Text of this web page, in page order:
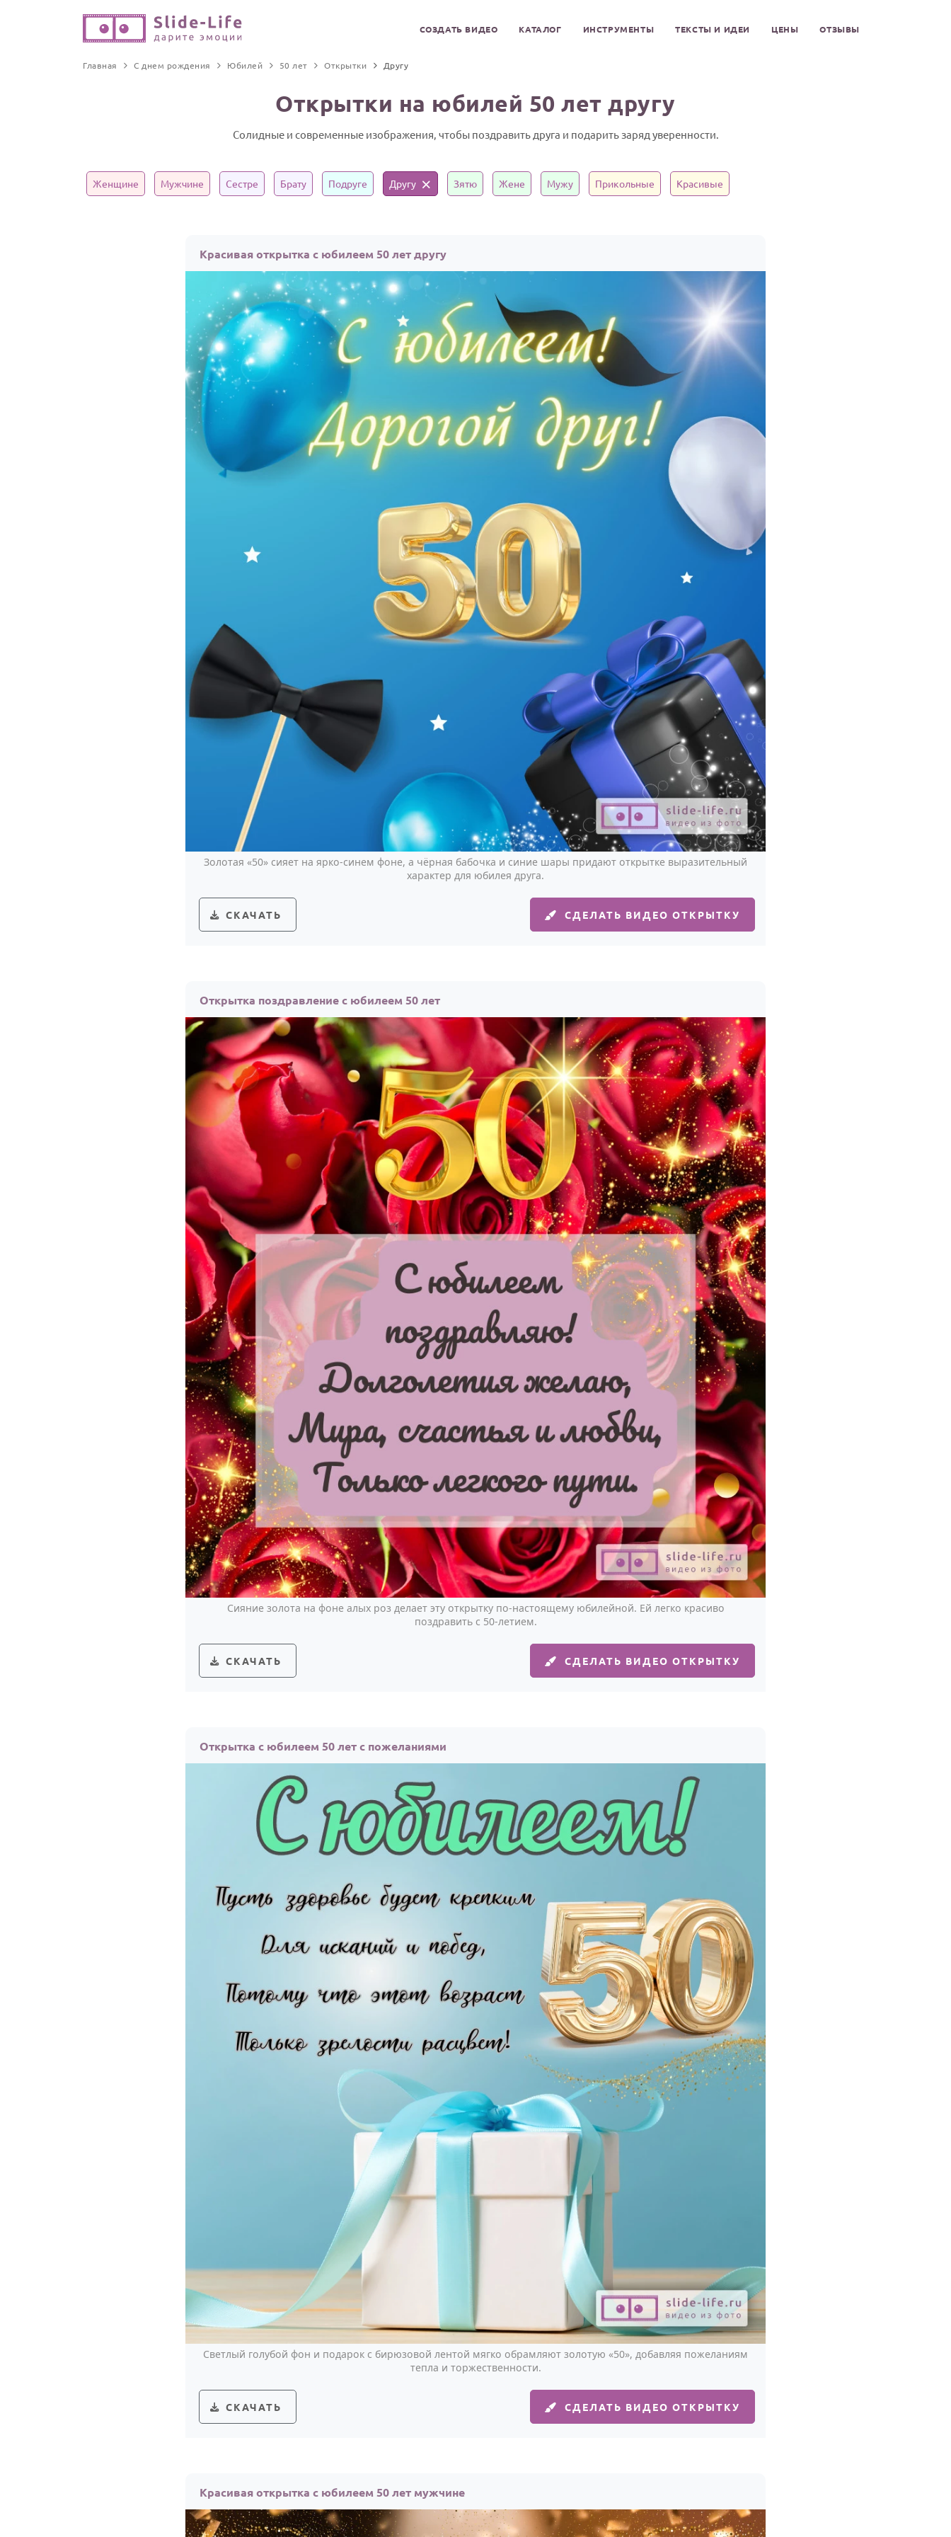
СОЗДАТЬ ВИДЕО КАТАЛОГ ИНСТРУМЕНТЫ ТЕКСТЫ И ИДЕИ ЦЕНЫ ОТЗЫВЫ
Главная С днем рождения Юбилей 50 лет Открытки Другу
Открытки на юбилей 50 лет другу
Солидные и современные изображения, чтобы поздравить друга и подарить заряд уверенности.
Женщине Мужчине Сестре Брату Подруге Другу Зятю Жене Мужу Прикольные Красивые
Красивая открытка с юбилеем 50 лет другу
Золотая «50» сияет на ярко-синем фоне, а чёрная бабочка и синие шары придают открытке выразительный
характер для юбилея друга.
СКАЧАТЬ СДЕЛАТЬ ВИДЕО ОТКРЫТКУ
Открытка поздравление с юбилеем 50 лет
Сияние золота на фоне алых роз делает эту открытку по-настоящему юбилейной. Ей легко красиво
поздравить с 50-летием.
СКАЧАТЬ СДЕЛАТЬ ВИДЕО ОТКРЫТКУ
Открытка с юбилеем 50 лет с пожеланиями
Светлый голубой фон и подарок с бирюзовой лентой мягко обрамляют золотую «50», добавляя пожеланиям
тепла и торжественности.
СКАЧАТЬ СДЕЛАТЬ ВИДЕО ОТКРЫТКУ
Красивая открытка с юбилеем 50 лет мужчине